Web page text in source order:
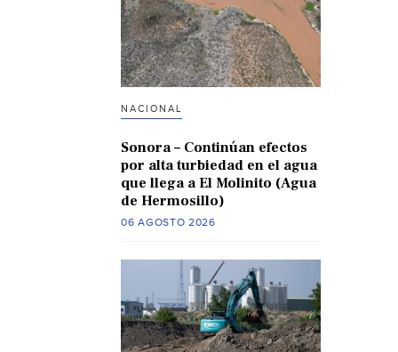
NACIONAL
Sonora – Continúan efectos
por alta turbiedad en el agua
que llega a El Molinito (Agua
de Hermosillo)
06 AGOSTO 2026